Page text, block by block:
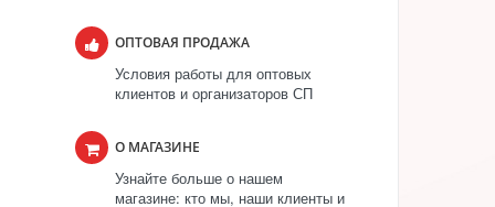
ОПТОВАЯ ПРОДАЖА
Условия работы для оптовых
клиентов и организаторов СП
О МАГАЗИНЕ
Узнайте больше о нашем
магазине: кто мы, наши клиенты и